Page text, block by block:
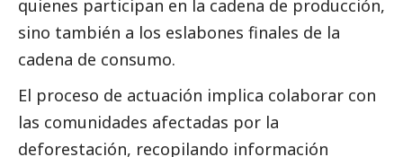
quienes participan en la cadena de producción,
sino también a los eslabones finales de la
cadena de consumo.
El proceso de actuación implica colaborar con
las comunidades afectadas por la
deforestación, recopilando información